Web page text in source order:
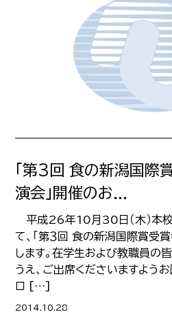
「第3回 食の新潟国際
演会」開催のお...
平成26年10月30日（木）本校
て、「第３回 食の新潟国際賞受
します。在学生および教職員の
うえ、ご出席くださいますよう
ロ […]
2014.10.28